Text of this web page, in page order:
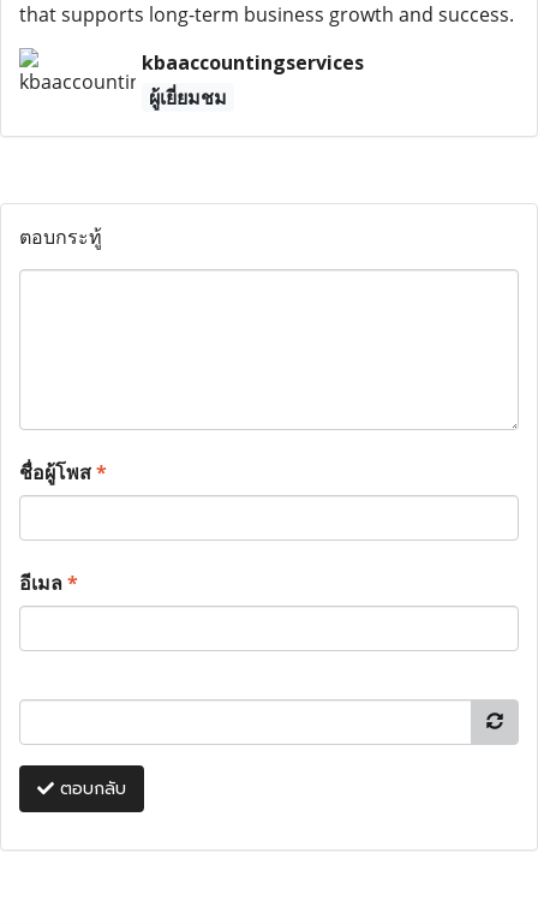
that supports long-term business growth and success.
kbaaccountingservices
ผู้เยี่ยมชม
ตอบกระทู้
ชื่อผู้โพส*
อีเมล*
ตอบกลับ